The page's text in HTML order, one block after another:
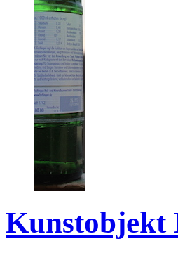
Kunstobjekt